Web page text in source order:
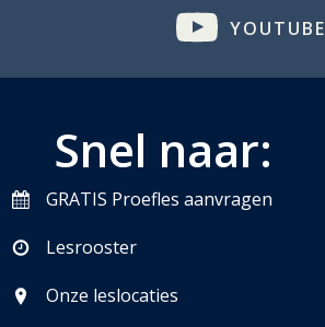
YOUTUBE
Snel naar:
GRATIS Proefles aanvragen
Lesrooster
Onze leslocaties